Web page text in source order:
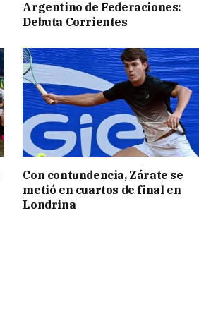
Argentino de Federaciones:
Debuta Corrientes
Con contundencia, Zárate se
metió en cuartos de final en
Londrina